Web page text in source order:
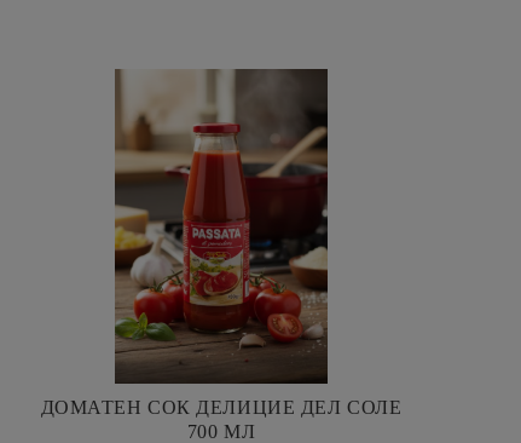
ДОМАТЕН СОК ДЕЛИЦИЕ ДЕЛ СОЛЕ
700 МЛ